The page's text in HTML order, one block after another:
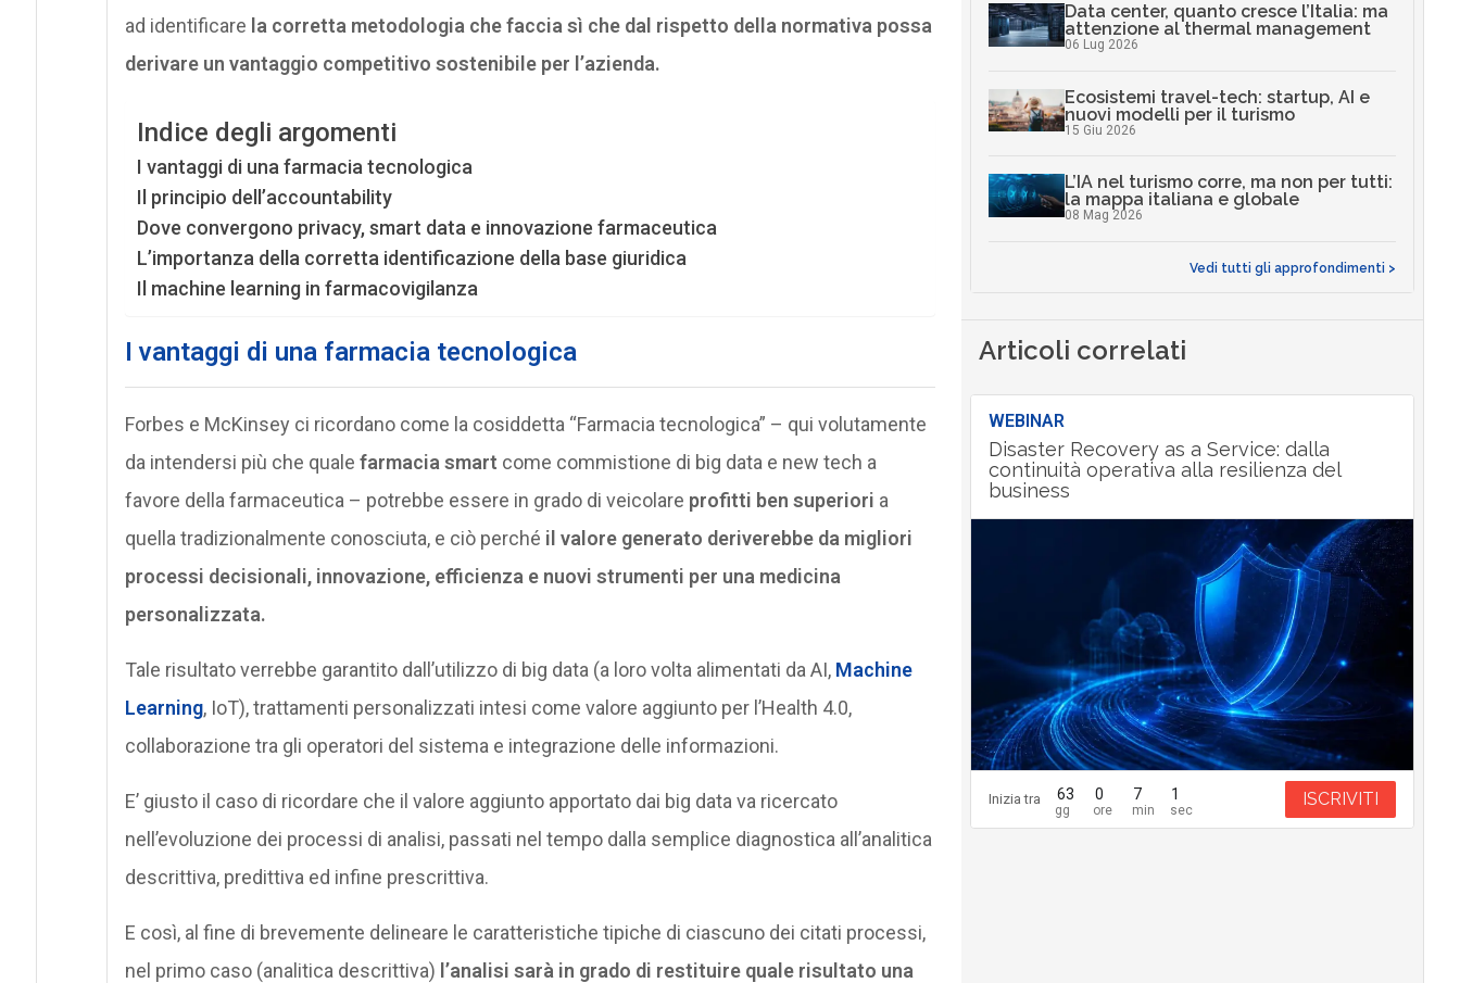
ad identificare la corretta metodologia che faccia sì che dal rispetto della normativa possa
derivare un vantaggio competitivo sostenibile per l’azienda.
Indice degli argomenti
I vantaggi di una farmacia tecnologica
Il principio dell’accountability
Dove convergono privacy, smart data e innovazione farmaceutica
L’importanza della corretta identificazione della base giuridica
Il machine learning in farmacovigilanza
I vantaggi di una farmacia tecnologica
Forbes e McKinsey ci ricordano come la cosiddetta “Farmacia tecnologica” – qui volutamente
da intendersi più che quale farmacia smart come commistione di big data e new tech a
favore della farmaceutica – potrebbe essere in grado di veicolare profitti ben superiori a
quella tradizionalmente conosciuta, e ciò perché il valore generato deriverebbe da migliori
processi decisionali, innovazione, efficienza e nuovi strumenti per una medicina
personalizzata.
Tale risultato verrebbe garantito dall’utilizzo di big data (a loro volta alimentati da AI, Machine
Learning, IoT), trattamenti personalizzati intesi come valore aggiunto per l’Health 4.0,
collaborazione tra gli operatori del sistema e integrazione delle informazioni.
E’ giusto il caso di ricordare che il valore aggiunto apportato dai big data va ricercato
nell’evoluzione dei processi di analisi, passati nel tempo dalla semplice diagnostica all’analitica
descrittiva, predittiva ed infine prescrittiva.
E così, al fine di brevemente delineare le caratteristiche tipiche di ciascuno dei citati processi,
nel primo caso (analitica descrittiva) l’analisi sarà in grado di restituire quale risultato una
Data center, quanto cresce l’Italia: ma
attenzione al thermal management
06 Lug 2026
Ecosistemi travel-tech: startup, AI e
nuovi modelli per il turismo
15 Giu 2026
L’IA nel turismo corre, ma non per tutti:
la mappa italiana e globale
08 Mag 2026
Vedi tutti gli approfondimenti >
Articoli correlati
WEBINAR
Disaster Recovery as a Service: dalla
continuità operativa alla resilienza del
business
Inizia tra 63 0 7 0 ISCRIVITI